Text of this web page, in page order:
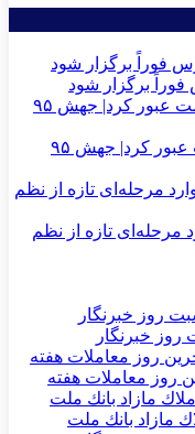
برگزار شود
درآمدهای عملیاتی بانك ملت از ۱۶۰ همت عبور كرد| جهش ۹۵
مرحله‌ای تازه از نظم
روز خبرنگار